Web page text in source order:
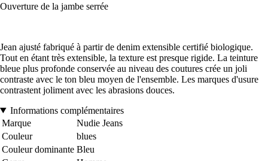
Ouverture de la jambe serrée
Jean ajusté fabriqué à partir de denim extensible certifié biologique.
Tout en étant très extensible, la texture est presque rigide. La teinture
bleue plus profonde conservée au niveau des coutures crée un joli
contraste avec le ton bleu moyen de l'ensemble. Les marques d'usure
contrastent joliment avec les abrasions douces.
Informations complémentaires
Marque
Nudie Jeans
Couleur
blues
Couleur dominante Bleu